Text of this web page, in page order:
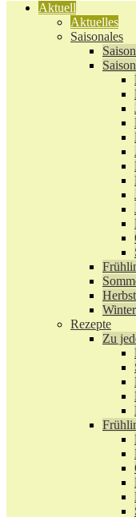
Aktuell
Aktuelles
Saisonales
Herbst
Winter
Rezepte
Zu